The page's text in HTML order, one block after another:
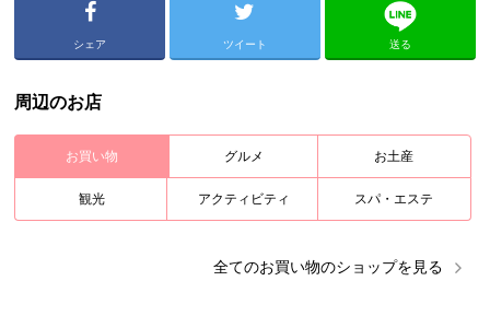
シェア ツイート 送る
周辺のお店
お買い物 グルメ お土産
観光 アクティビティ スパ・エステ
全てのお買い物のショップを見る